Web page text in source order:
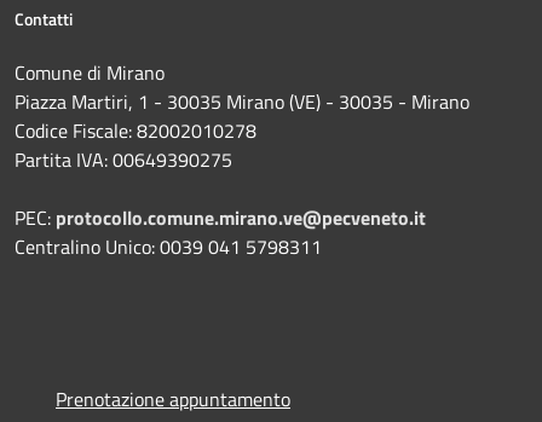
Contatti
Comune di Mirano
Piazza Martiri, 1 - 30035 Mirano (VE) - 30035 - Mirano
Codice Fiscale: 82002010278
Partita IVA: 00649390275
PEC: protocollo.comune.mirano.ve@pecveneto.it
Centralino Unico: 0039 041 5798311
Prenotazione appuntamento